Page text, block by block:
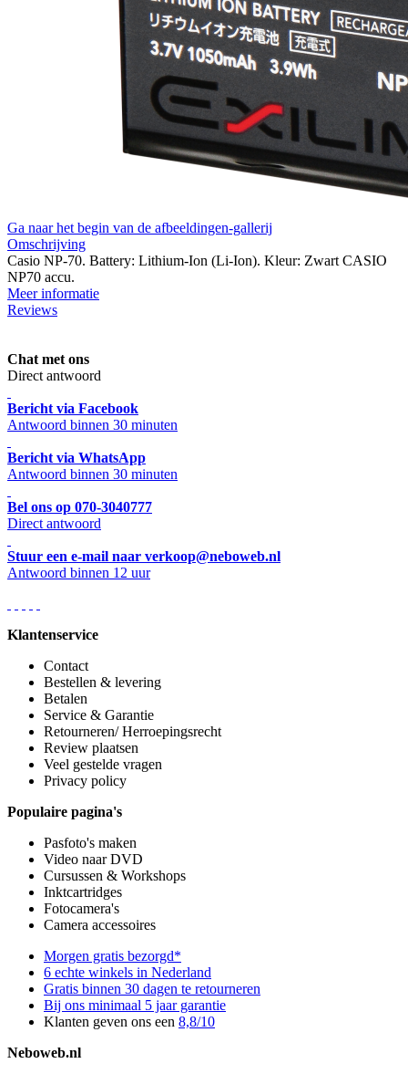
Ga naar het begin van de afbeeldingen-gallerij
Omschrijving
Casio NP-70. Battery: Lithium-Ion (Li-Ion). Kleur: Zwart CASIO
NP70 accu.
Meer informatie
Reviews
Chat met ons
Direct antwoord
Bericht via Facebook
Antwoord binnen 30 minuten
Bericht via WhatsApp
Antwoord binnen 30 minuten
Bel ons op 070-3040777
Direct antwoord
Stuur een e-mail naar verkoop@neboweb.nl
Antwoord binnen 12 uur
Klantenservice
Contact
Bestellen & levering
Betalen
Service & Garantie
Retourneren/ Herroepingsrecht
Review plaatsen
Veel gestelde vragen
Privacy policy
Populaire pagina's
Pasfoto's maken
Video naar DVD
Cursussen & Workshops
Inktcartridges
Fotocamera's
Camera accessoires
Morgen gratis bezorgd*
6 echte winkels in Nederland
Gratis binnen 30 dagen te retourneren
Bij ons minimaal 5 jaar garantie
Klanten geven ons een 8,8/10
Neboweb.nl